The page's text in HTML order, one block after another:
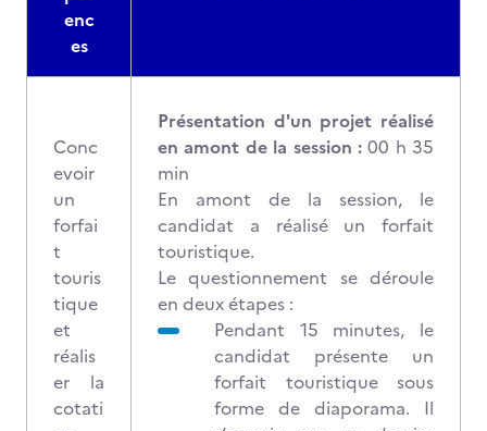
enc
es
Conc
evoir
un
forfai
t
touris
tique
et
réalis
er la
cotati
Présentation d'un projet réalisé
en amont de la session :00 h 35
min
En amont de la session, le
candidat a réalisé un forfait
touristique.
Le questionnement se déroule
en deux étapes :
Pendant 15 minutes, le
candidat présente un
forfait touristique sous
forme de diaporama. Il